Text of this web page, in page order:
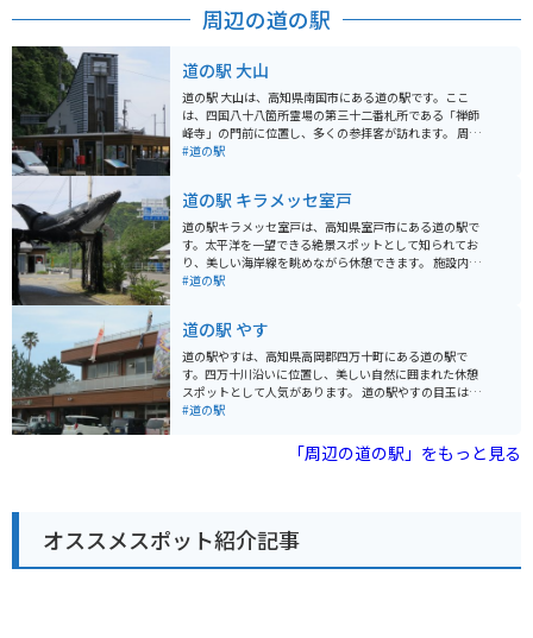
が、「自由な空間」「自由な時間」を楽しめるところで
周辺の道の駅
道の駅 大山
道の駅 大山は、高知県南国市にある道の駅です。ここ
は、四国八十八箇所霊場の第三十二番札所である「禅師
峰寺」の門前に位置し、多くの参拝客が訪れます。 周辺
には、自然豊かなスポットが多く点在しています。特
バイクで訪れる場合、道の駅から仁淀川沿いを走るルー
トは、風光明媚な景色を楽しめるのでおすすめです。 道
の駅 大山では、地元の特産品を販売しており、中でもゆ
ずを使った商品が人気です。レストランでは、地元食材
を使った料理を味わうことができます。
#道の駅
道の駅 キラメッセ室戸
道の駅キラメッセ室戸は、高知県室戸市にある道の駅で
す。太平洋を一望できる絶景スポットとして知られてお
り、美しい海岸線を眺めながら休憩できます。 施設内に
は、新鮮な地元産の海産物が味わえるレストランや、お
す。また、室戸岬周辺でとれるキンメダイや伊勢エビな
ども人気があります。 バイクで訪れる場合、道の駅には
広い駐車場があり、バイクスタンドも設置されているの
で安心です。太平洋を眺めながら走る海岸線は、風を感
じることができ、ツーリングにも最適です。 周辺には、
戸は、これらの観光スポットへのアクセス拠点としても
#道の駅
道の駅 やす
道の駅やすは、高知県高岡郡四万十町にある道の駅で
す。四万十川沿いに位置し、美しい自然に囲まれた休憩
スポットとして人気があります。 道の駅やすの目玉は、
地元でとれた新鮮な野菜や果物を販売する産直市です。
恵みを味わえると評判です。 また、レンタサイクルの貸
し出しも行っているので、四万十川沿いをサイクリング
ど、観光スポットも充実しています。道の駅やすで休憩
をしながら、高知県西部の魅力を満喫してください。
#道の駅
「周辺の道の駅」をもっと見る
オススメスポット紹介記事